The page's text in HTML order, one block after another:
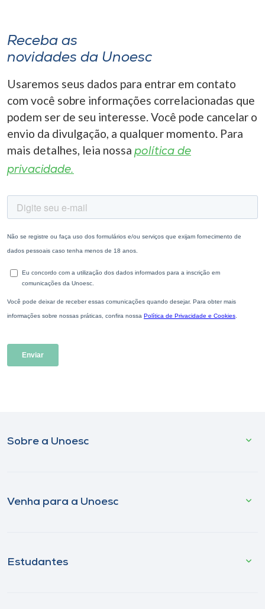
Receba as
novidades da Unoesc
Usaremos seus dados para entrar em contato
com você sobre informações correlacionadas que
podem ser de seu interesse. Você pode cancelar o
envio da divulgação, a qualquer momento. Para
mais detalhes, leia nossa política de
privacidade.
Sobre a Unoesc
Venha para a Unoesc
Estudantes